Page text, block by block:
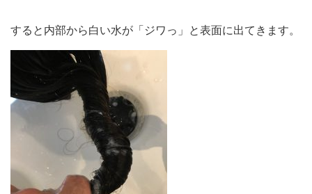
すると内部から白い水が「ジワっ」と表面に出てきます。